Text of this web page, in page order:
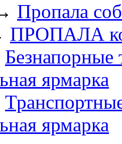
Пропала
ПРОПАЛА
Безнапорные
ярмарка
ярмарка